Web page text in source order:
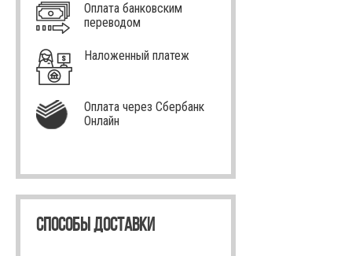
Оплата банковским
переводом
Наложенный платеж
Оплата через Сбербанк
Онлайн
СПОСОБЫ ДОСТАВКИ